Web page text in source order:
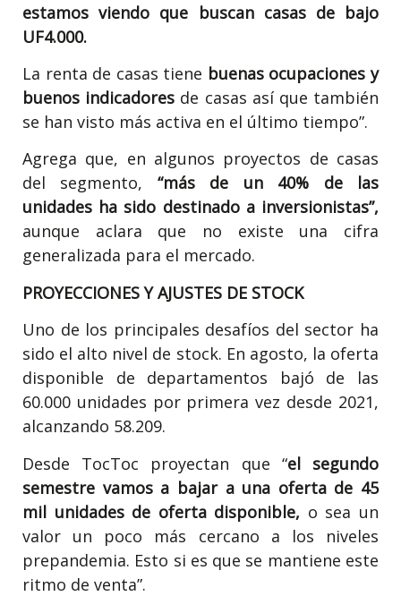
estamos viendo que buscan casas de bajo
UF4.000.
La renta de casas tiene buenas ocupaciones y
buenos indicadores de casas así que también
se han visto más activa en el último tiempo”.
Agrega que, en algunos proyectos de casas
del segmento, “más de un 40% de las
unidades ha sido destinado a inversionistas”,
aunque aclara que no existe una cifra
generalizada para el mercado.
PROYECCIONES Y AJUSTES DE STOCK
Uno de los principales desafíos del sector ha
sido el alto nivel de stock. En agosto, la oferta
disponible de departamentos bajó de las
60.000 unidades por primera vez desde 2021,
alcanzando 58.209.
Desde TocToc proyectan que “el segundo
semestre vamos a bajar a una oferta de 45
mil unidades de oferta disponible, o sea un
valor un poco más cercano a los niveles
prepandemia. Esto si es que se mantiene este
ritmo de venta”.